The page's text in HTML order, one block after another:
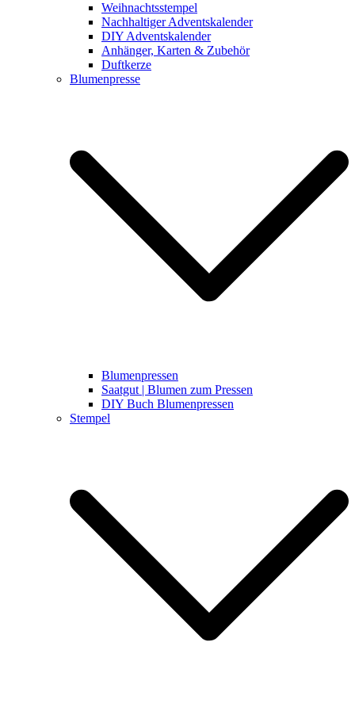
Weihnachtsstempel
Nachhaltiger Adventskalender
DIY Adventskalender
Anhänger, Karten & Zubehör
Duftkerze
Blumenpresse
Blumenpressen
Saatgut | Blumen zum Pressen
DIY Buch Blumenpressen
Stempel